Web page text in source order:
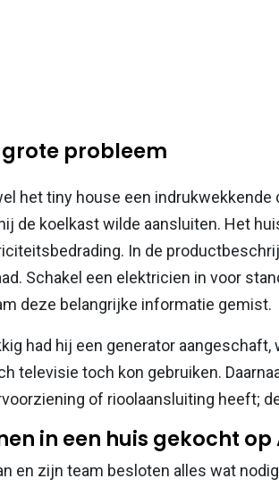
grote probleem
het tiny house een
de koelkast wilde aansluiten. Het
In de
Schakel een elektricien in voor
deze belangrijke informatie gemist.
had hij een generator
televisie toch kon gebruiken.
of rioolaansluiting heeft;
in een huis gekocht op
en zijn team besloten alles wat